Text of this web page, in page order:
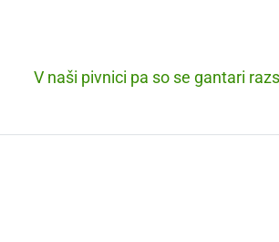
V naši pivnici pa so se gantari